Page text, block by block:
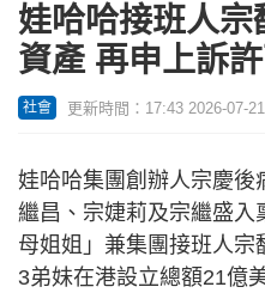
娃哈哈接班人
資產 再申上訴
社會 更新時間：17:43 2026-07-
娃哈哈集團創辦人宗慶後
繼昌、宗婕莉及宗繼盛入
母姐姐」兼集團接班人宗
3弟妹在港設立總額21億